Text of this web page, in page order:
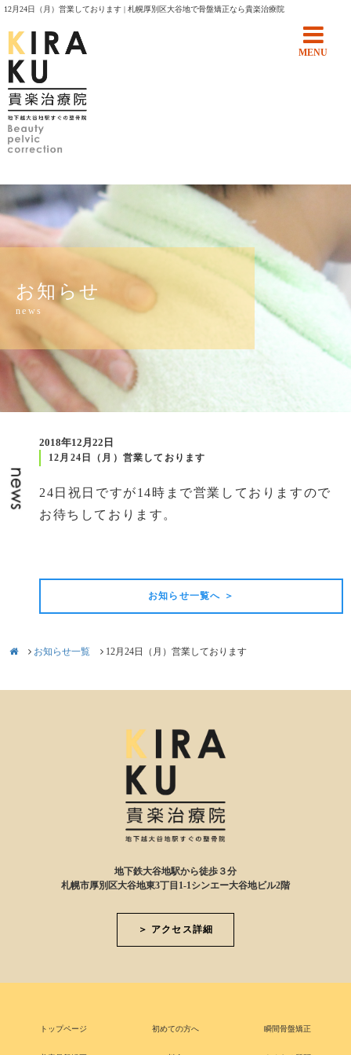
12月24日（月）営業しております | 札幌厚別区大谷地で骨盤矯正なら貴楽治療院
MENU
お知らせ
news
2018年12月22日
12月24日（月）営業しております
24日祝日ですが14時まで営業しておりますので
お待ちしております。
お知らせ一覧へ ＞
お知らせ一覧 12月24日（月）営業しております
地下鉄大谷地駅から徒歩３分
札幌市厚別区大谷地東3丁目1-1シンエー大谷地ビル2階
＞ アクセス詳細
トップページ 初めての方へ 瞬間骨盤矯正